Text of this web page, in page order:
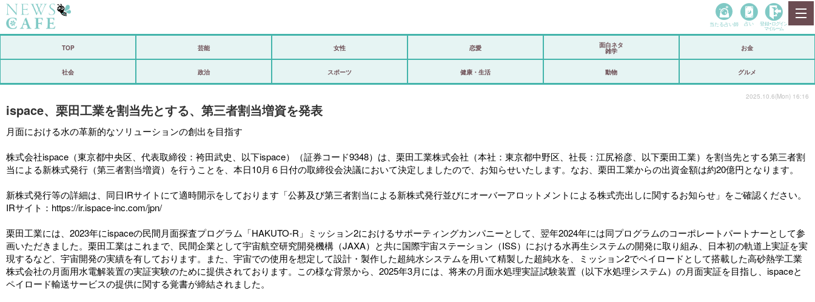
芸能
コメントポスト アリ／ナシ
ショップ
当たる占い師 占い 登録• ログイン
マイルーム
TOP 芸能 女性 恋愛
面白ネタ
雑学
お金
社会 政治 スポーツ 健康・生活 動物 グルメ
ispace、栗田工業を割当先とする、第三者割当増資を発表
2025.10.6(Mon) 16:16
月面における水の革新的なソリューションの創出を目指す
株式会社ispace（東京都中央区、代表取締役：袴田武史、以下ispace）（証券コード9348）は、栗田工業株式会社（本社：東京都中野区、社長：江尻裕彦、以下栗田工業）を割当先とする第三者割
当による新株式発行（第三者割当増資）を行うことを、本日10月６日付の取締役会決議において決定しましたので、お知らせいたします。なお、栗田工業からの出資金額は約20億円となります。
新株式発行等の詳細は、同日IRサイトにて適時開示をしております「公募及び第三者割当による新株式発行並びにオーバーアロットメントによる株式売出しに関するお知らせ」をご確認ください。
IRサイト： https://ir.ispace-inc.com/jpn/
栗田工業には、2023年にispaceの民間月面探査プログラム「HAKUTO-R」ミッション2におけるサポーティングカンパニーとして、翌年2024年には同プログラムのコーポレートパートナーとして参
画いただきました。栗田工業はこれまで、民間企業として宇宙航空研究開発機構（JAXA）と共に国際宇宙ステーション（ISS）における水再生システムの開発に取り組み、日本初の軌道上実証を実
現するなど、宇宙開発の実績を有しております。また、宇宙での使用を想定して設計・製作した超純水システムを用いて精製した超純水を、ミッション2でペイロードとして搭載した高砂熱学工業
株式会社の月面用水電解装置の実証実験のために提供されております。この様な背景から、2025年3月には、将来の月面水処理実証試験装置（以下水処理システム）の月面実証を目指し、ispaceと
ペイロード輸送サービスの提供に関する覚書が締結されました。